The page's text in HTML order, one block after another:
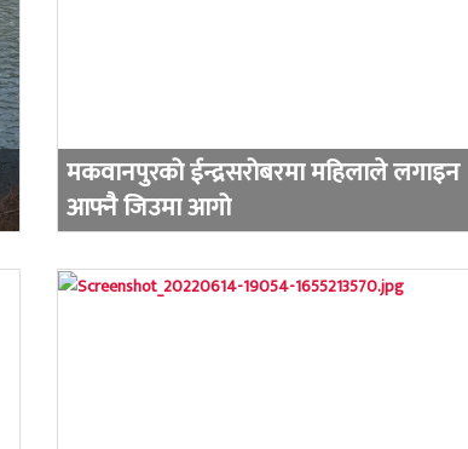
मकवानपुरको ईन्द्रसरोबरमा महिलाले लगाइन
आफ्नै जिउमा आगो